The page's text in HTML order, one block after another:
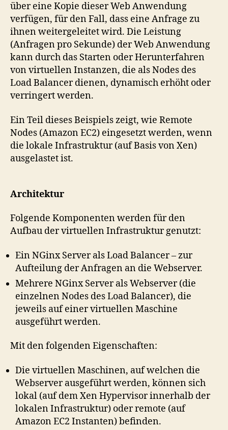
über eine Kopie dieser Web Anwendung
verfügen, für den Fall, dass eine Anfrage zu
ihnen weitergeleitet wird. Die Leistung
(Anfragen pro Sekunde) der Web Anwendung
kann durch das Starten oder Herunterfahren
von virtuellen Instanzen, die als Nodes des
Load Balancer dienen, dynamisch erhöht oder
verringert werden.
Ein Teil dieses Beispiels zeigt, wie Remote
Nodes (Amazon EC2) eingesetzt werden, wenn
die lokale Infrastruktur (auf Basis von Xen)
ausgelastet ist.
Architektur
Folgende Komponenten werden für den
Aufbau der virtuellen Infrastruktur genutzt:
Ein NGinx Server als Load Balancer – zur
Aufteilung der Anfragen an die Webserver.
Mehrere NGinx Server als Webserver (die
einzelnen Nodes des Load Balancer), die
jeweils auf einer virtuellen Maschine
ausgeführt werden.
Mit den folgenden Eigenschaften:
Die virtuellen Maschinen, auf welchen die
Webserver ausgeführt werden, können sich
lokal (auf dem Xen Hypervisor innerhalb der
lokalen Infrastruktur) oder remote (auf
Amazon EC2 Instanten) befinden.